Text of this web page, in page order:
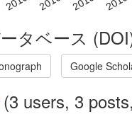
タベース
Google
(3 users, 3